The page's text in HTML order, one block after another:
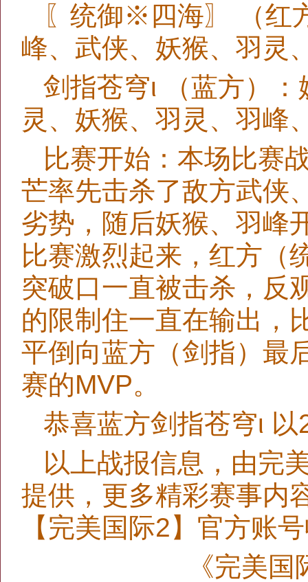
〖统御※四海〗 （红
峰、武侠、妖猴、羽灵
剑指苍穹ι （蓝方）
灵、妖猴、羽灵、羽峰
比赛开始：本场比赛
芒率先击杀了敌方武侠
劣势，随后妖猴、羽峰
比赛激烈起来，红方（
突破口一直被击杀，反
的限制住一直在输出，
平倒向蓝方（剑指）最
赛的MVP。
恭喜蓝方剑指苍穹ι
以上战报信息，由完
提供，更多精彩赛事内
【完美国际2】官方账
《完美